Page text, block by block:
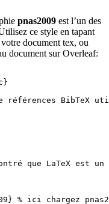
pnas2009 est l’un des
ce style en tapant
votre document tex, ou
document sur Overleaf:
}
de références
que LaTeX est
% ici chargez